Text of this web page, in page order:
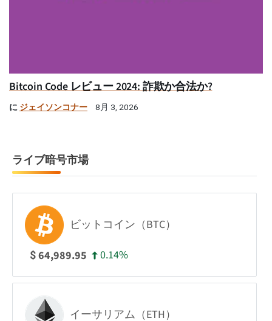
Bitcoin Code レビュー 2024: 詐欺か合法か?
に ジェイソンコナー 8月 3, 2026
ライブ暗号市場
ビットコイン（BTC）
$64,989.95 0.14%
イーサリアム（ETH）